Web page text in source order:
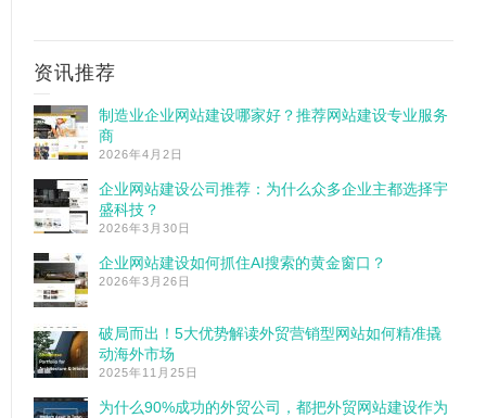
资讯推荐
制造业企业网站建设哪家好？推荐网站建设专业服务
商
2026年4月2日
企业网站建设公司推荐：为什么众多企业主都选择宇
盛科技？
2026年3月30日
企业网站建设如何抓住AI搜索的黄金窗口？
2026年3月26日
破局而出！5大优势解读外贸营销型网站如何精准撬
动海外市场
2025年11月25日
为什么90%成功的外贸公司，都把外贸网站建设作为